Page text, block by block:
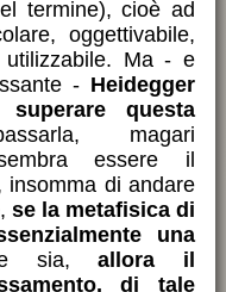
termine), cioè ad
oggettivabile,
utilizzabile. Ma - e
- Heidegger
questa
magari
essere il
insomma di andare
se la metafisica di
una
sia,allora il
di tale